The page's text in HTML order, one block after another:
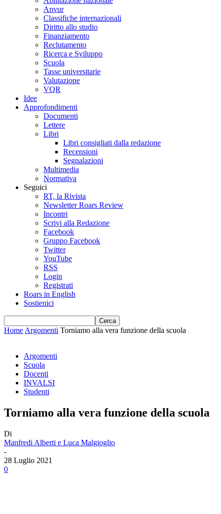
Anvur
Classifiche internazionali
Diritto allo studio
Finanziamento
Reclutamento
Ricerca e Sviluppo
Scuola
Tasse universitarie
Valutazione
VQR
Idee
Approfondimenti
Documenti
Lettere
Libri
Libri consigliati dalla redazione
Recensioni
Segnalazioni
Multimedia
Normativa
Seguici
RT, la Rivista
Newsletter Roars Review
Incontri
Scrivi alla Redazione
Facebook
Gruppo Facebook
Twitter
YouTube
RSS
Login
Registrati
Roars in English
Sostienici
Home Argomenti Torniamo alla vera funzione della scuola
Argomenti
Scuola
Docenti
INVALSI
Studenti
Torniamo alla vera funzione della scuola
Di
Manfredi Alberti e Luca Malgioglio
-
28 Luglio 2021
0